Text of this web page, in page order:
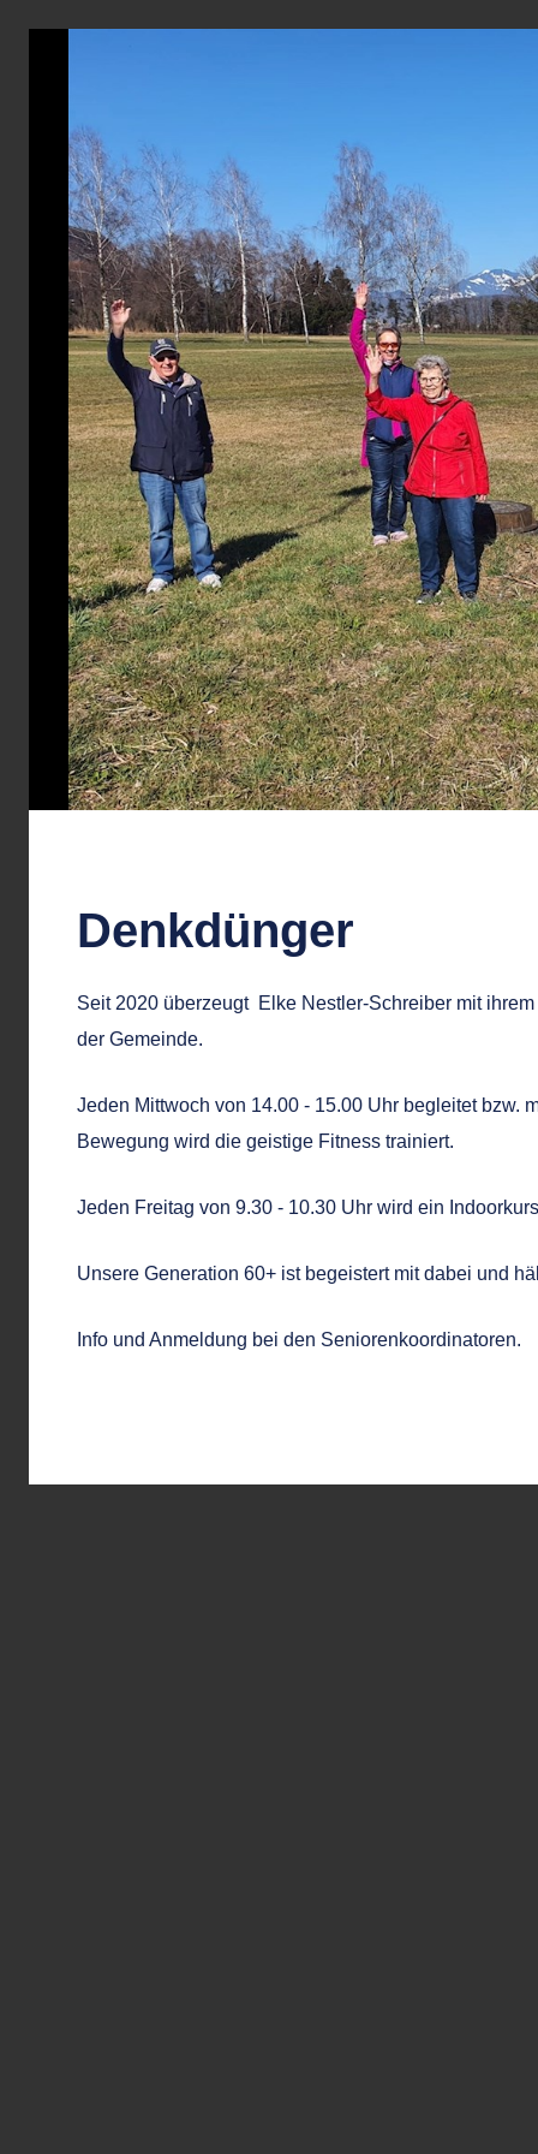
Denkdünger
Seit 2020 überzeugt Elke Nestler-Schreiber mit
der Gemeinde.
Jeden Mittwoch von 14.00 - 15.00 Uhr begleitet bzw.
Bewegung wird die geistige Fitness trainiert.
Jeden Freitag von 9.30 - 10.30 Uhr wird ein
Unsere Generation 60+ ist begeistert mit dabei und
Info und Anmeldung bei den Seniorenkoordinatoren.